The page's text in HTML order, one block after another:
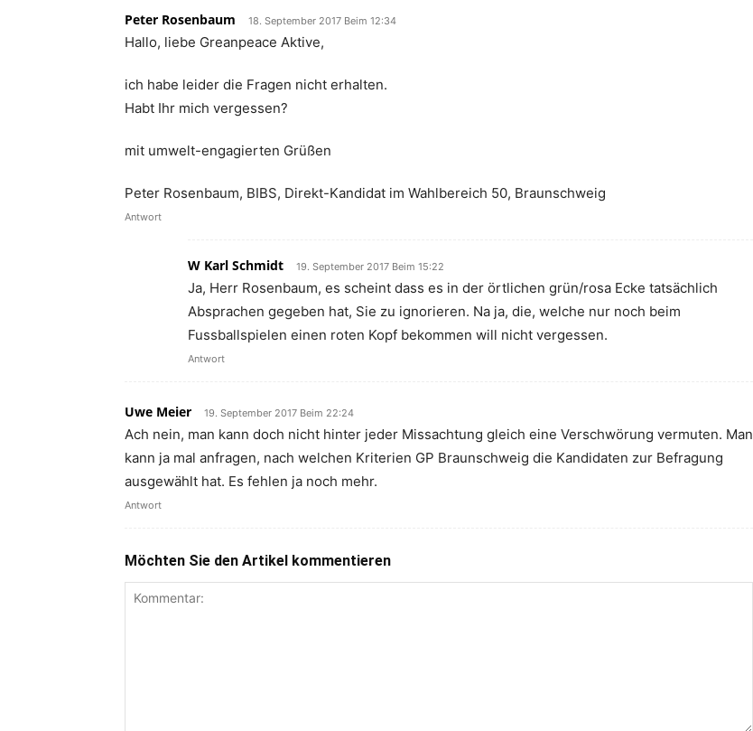
Peter Rosenbaum 18. September 2017 Beim 12:34
Hallo, liebe Greanpeace Aktive,
ich habe leider die Fragen nicht erhalten.
Habt Ihr mich vergessen?
mit umwelt-engagierten Grüßen
Peter Rosenbaum, BIBS, Direkt-Kandidat im Wahlbereich 50, Braunschweig
Antwort
W Karl Schmidt 19. September 2017 Beim 15:22
Ja, Herr Rosenbaum, es scheint dass es in der örtlichen grün/rosa Ecke tatsächlich
Absprachen gegeben hat, Sie zu ignorieren. Na ja, die, welche nur noch beim
Fussballspielen einen roten Kopf bekommen will nicht vergessen.
Antwort
Uwe Meier 19. September 2017 Beim 22:24
Ach nein, man kann doch nicht hinter jeder Missachtung gleich eine Verschwörung vermuten. Man
kann ja mal anfragen, nach welchen Kriterien GP Braunschweig die Kandidaten zur Befragung
ausgewählt hat. Es fehlen ja noch mehr.
Antwort
Möchten Sie den Artikel kommentieren